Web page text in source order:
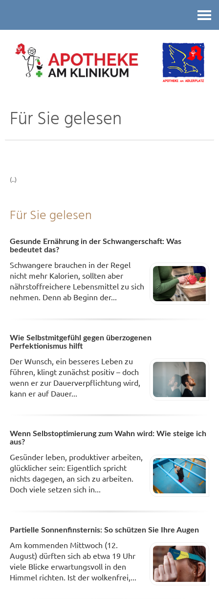
Für Sie gelesen
(..)
Für Sie gelesen
Gesunde Ernährung in der Schwangerschaft: Was
bedeutet das?
Schwangere brauchen in der Regel
nicht mehr Kalorien, sollten aber
nährstoffreichere Lebensmittel zu sich
nehmen. Denn ab Beginn der...
Wie Selbstmitgefühl gegen überzogenen
Perfektionismus hilft
Der Wunsch, ein besseres Leben zu
führen, klingt zunächst positiv – doch
wenn er zur Dauerverpflichtung wird,
kann er auf Dauer...
Wenn Selbstoptimierung zum Wahn wird: Wie steige ich
aus?
Gesünder leben, produktiver arbeiten,
glücklicher sein: Eigentlich spricht
nichts dagegen, an sich zu arbeiten.
Doch viele setzen sich in...
Partielle Sonnenfinsternis: So schützen Sie Ihre Augen
Am kommenden Mittwoch (12.
August) dürften sich ab etwa 19 Uhr
viele Blicke erwartungsvoll in den
Himmel richten. Ist der wolkenfrei,...